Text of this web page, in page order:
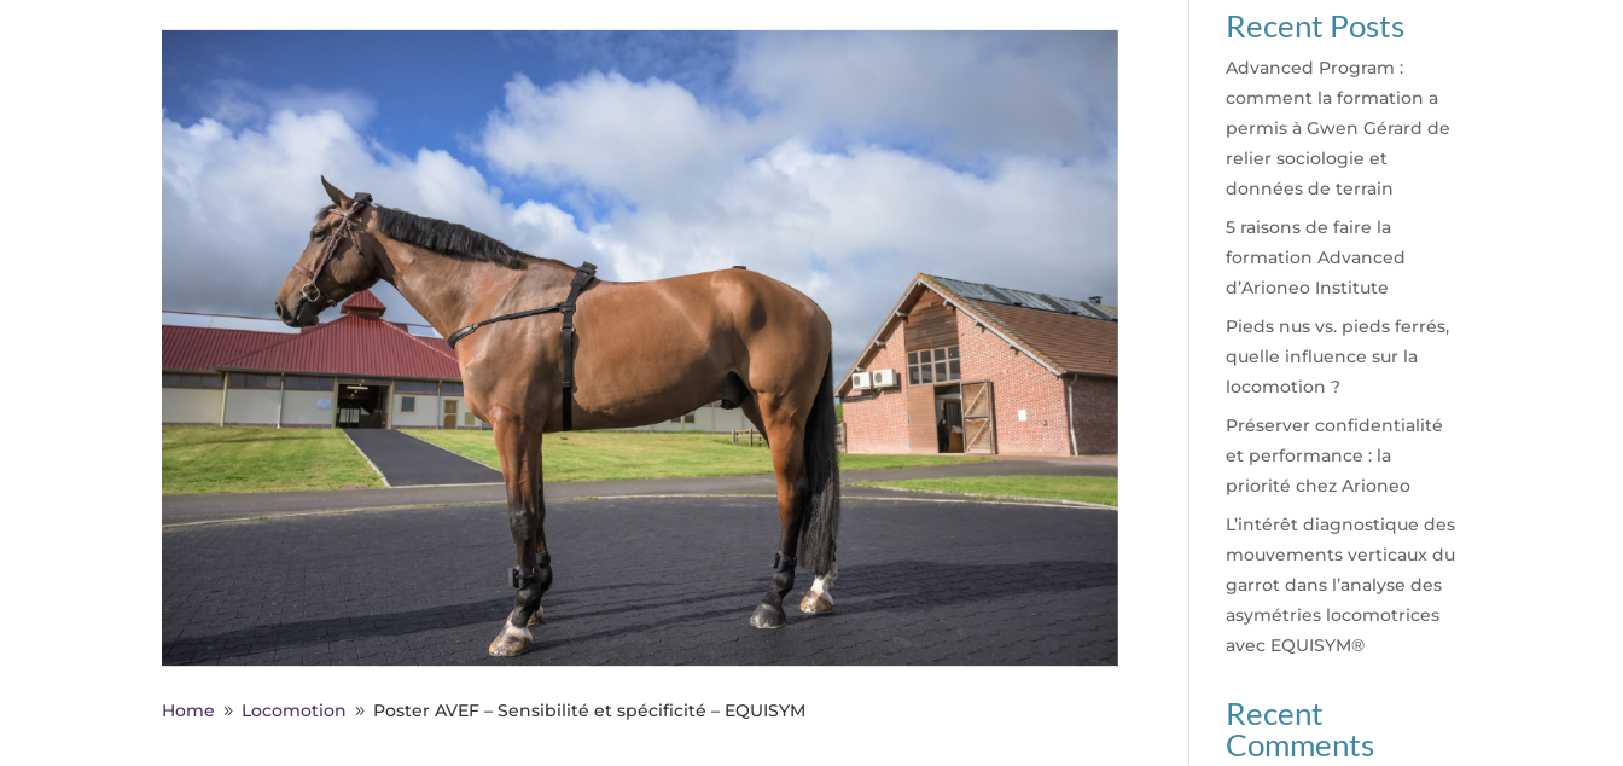
Home 9 Locomotion 9 Poster AVEF – Sensibilité et spécificité – EQUISYM
Recent Posts
Advanced Program :
comment la formation a
permis à Gwen Gérard de
relier sociologie et
données de terrain
5 raisons de faire la
formation Advanced
d’Arioneo Institute
Pieds nus vs. pieds ferrés,
quelle influence sur la
locomotion ?
Préserver confidentialité
et performance : la
priorité chez Arioneo
L’intérêt diagnostique des
mouvements verticaux du
garrot dans l’analyse des
asymétries locomotrices
avec EQUISYM®
Recent
Comments